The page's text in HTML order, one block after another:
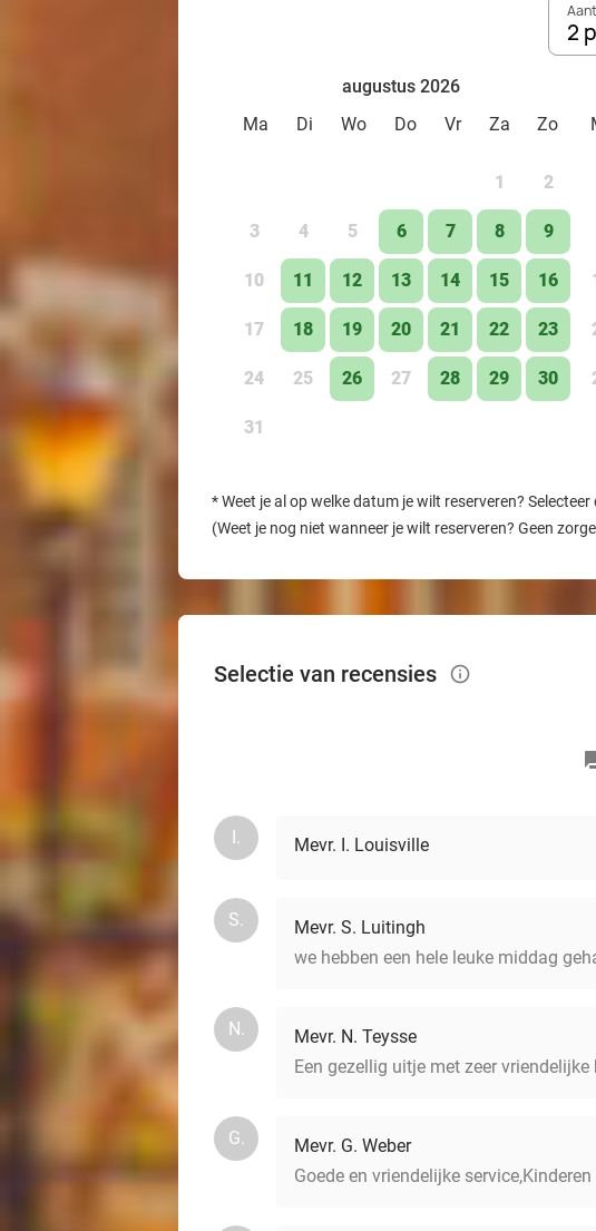
2
augustus 2026
Ma
Di Wo Do Vr Za Zo
1 2
3 4 5 6 7 8 9
10 11 12 13 14 15 16
17 18 19 20 21 22 23
24 25 26 27 28 29 30
31
*Weet je al op welke datum je wilt reserveren?
(Weet je nog niet wanneer je wilt reserveren? Geen
Selectie van recensies info_outlined
I. Mevr. I. Louisville
S.
Mevr. S. Luitingh
we hebben een hele leuke middag
N.
Mevr. N. Teysse
Een gezellig uitje met zeer
G.
Mevr. G. Weber
Goede en vriendelijke